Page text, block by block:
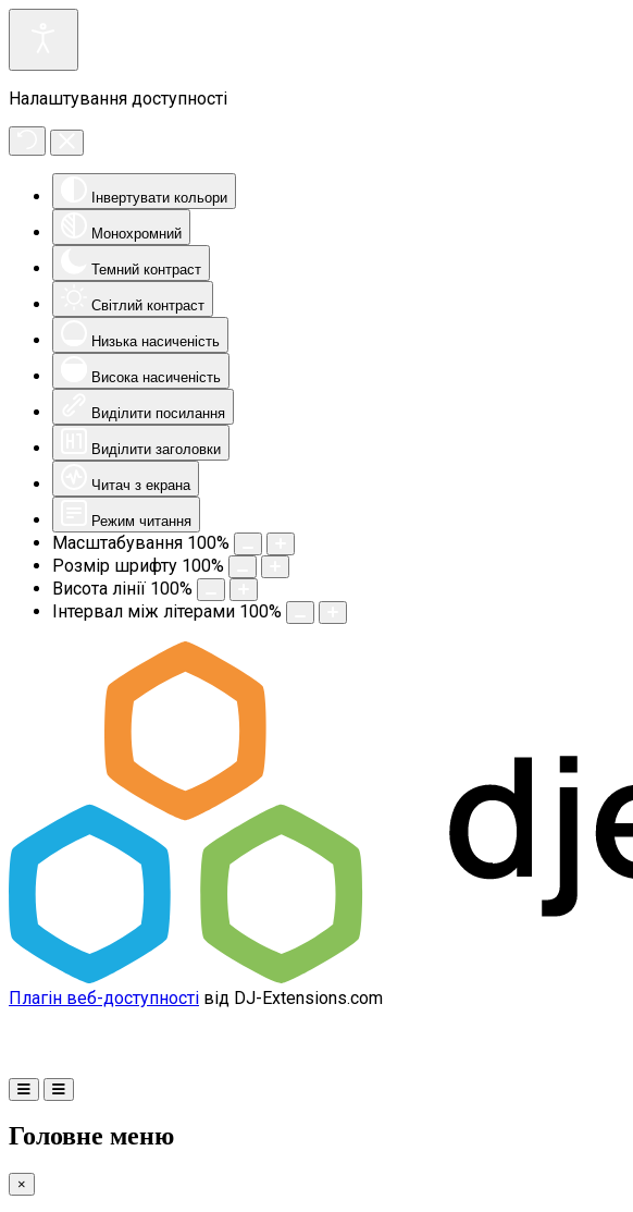
Налаштування доступності
Інвертувати кольори
Монохромний
Темний контраст
Світлий контраст
Низька насиченість
Висока насиченість
Виділити посилання
Виділити заголовки
Читач з екрана
Режим читання
Масштабування 100%
Розмір шрифту 100%
Висота лінії 100%
Інтервал між літерами 100%
Плагін веб-доступності від DJ-Extensions.com
Головне меню
×